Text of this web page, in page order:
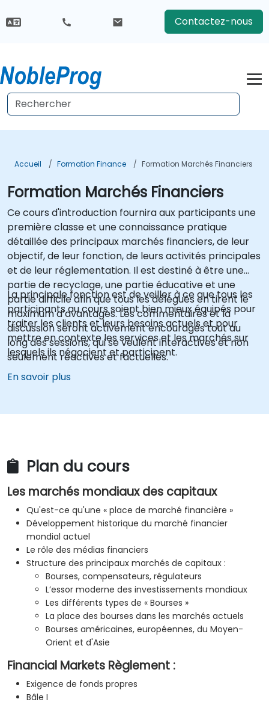
Contactez-nous
Accueil Formation Finance Formation Marchés Financiers
Formation Marchés Financiers
Ce cours d'introduction fournira aux participants une
première classe et une connaissance pratique
détaillée des principaux marchés financiers, de leur
objectif, de leur fonction, de leurs activités principales
et de leur réglementation. Il est destiné à être une
partie de recyclage, une partie éducative et une
partie difficile afin que tous les délégués en tirent le
maximum d’avantages. Les commentaires et la
discussion seront activement encouragés tout au
long des sessions, qui se veulent interactives et non
seulement réactives et factuelles.
La principale fonction est de veiller à ce que tous les
participants au cours soient bien mieux équipés pour
traiter les clients et leurs besoins actuels et pour
mettre en contexte les services et les marchés sur
lesquels ils négocient et participent.
En savoir plus
Plan du cours
Les marchés mondiaux des capitaux
Qu'est-ce qu'une « place de marché financière »
Développement historique du marché financier
mondial actuel
Le rôle des médias financiers
Structure des principaux marchés de capitaux :
Bourses, compensateurs, régulateurs
L’essor moderne des investissements mondiaux
Les différents types de « Bourses »
La place des bourses dans les marchés actuels
Bourses américaines, européennes, du Moyen-
Orient et d'Asie
Financial Markets Règlement :
Exigence de fonds propres
Bâle I